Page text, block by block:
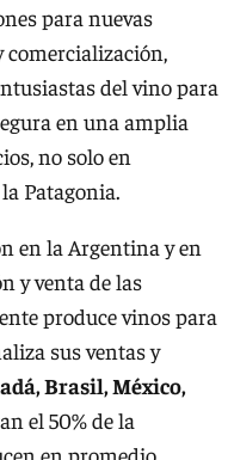
para nuevas
del vino para
en una amplia
no solo en
Patagonia.
en la Argentina y en
y venta de las
produce vinos para
sus ventas y
Brasil, México,
el 50% de la